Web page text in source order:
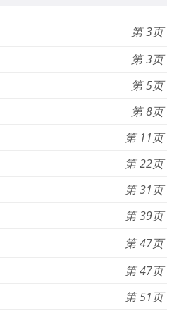
3
3
5
8
11
22
31
39
47
47
51